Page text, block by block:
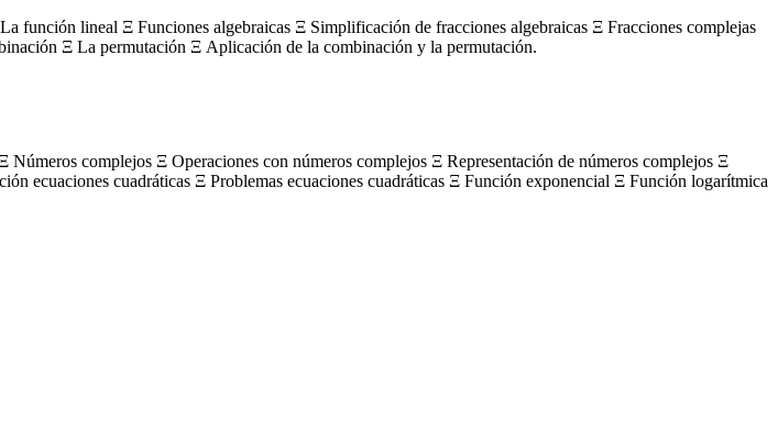
lineal Ξ Funciones algebraicas Ξ Simplificación de fracciones algebraicas Ξ Fracciones complejas
Ξ La permutación Ξ Aplicación de la combinación y la permutación.
complejos Ξ Operaciones con números complejos Ξ Representación de números complejos Ξ
ecuaciones cuadráticas Ξ Problemas ecuaciones cuadráticas Ξ Función exponencial Ξ Función logarítmica